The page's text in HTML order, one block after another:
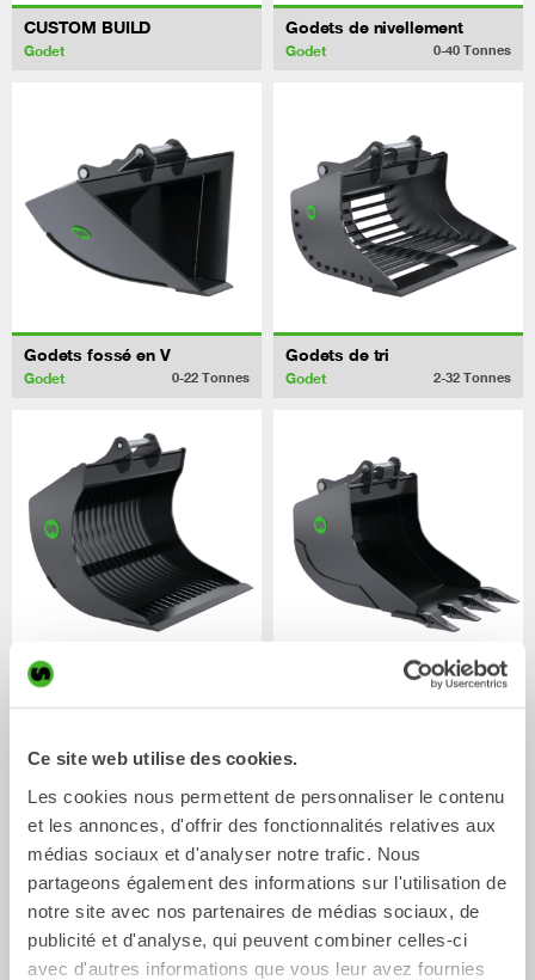
Ce site web utilise des cookies.
Les cookies nous permettent de personnaliser le contenu
et les annonces, d'offrir des fonctionnalités relatives aux
médias sociaux et d'analyser notre trafic. Nous
partageons également des informations sur l'utilisation de
notre site avec nos partenaires de médias sociaux, de
publicité et d'analyse, qui peuvent combiner celles-ci
avec d'autres informations que vous leur avez fournies
CUSTOM BUILD
Godet
Godets de nivellement
Godet 0-40 Tonnes
Godets fossé en V
Godet 0-22 Tonnes
Godets de tri
Godet 2-32 Tonnes
Godets squelettes
Godet 0-20Tonnes Godet 0-33Tonnes